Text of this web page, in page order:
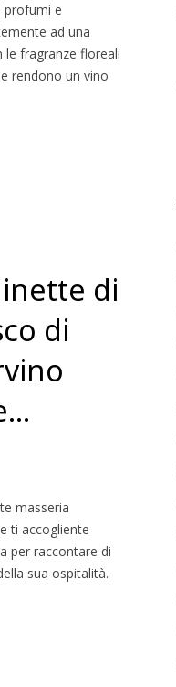
profumi e
ad una
le fragranze floreali
rendono un vino
di
di
masseria
ti accogliente
per raccontare di
sua ospitalità.